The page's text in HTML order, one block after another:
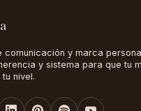
comunicación y marca
y sistema para que tu
nivel.